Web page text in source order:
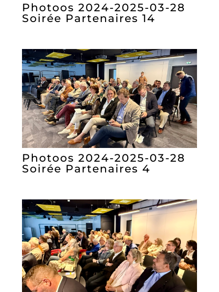
Photoos 2024-2025-03-28
Soirée Partenaires 14
Photoos 2024-2025-03-28
Soirée Partenaires 4